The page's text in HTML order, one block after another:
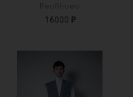
ReoRhoeo
16000 ₽